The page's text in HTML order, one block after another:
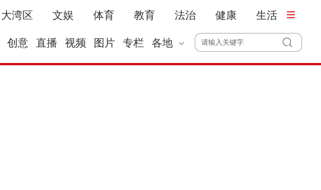
大湾区 文娱 体育 教育 法治 健康 生活
创意 直播 视频 图片 专栏 各地